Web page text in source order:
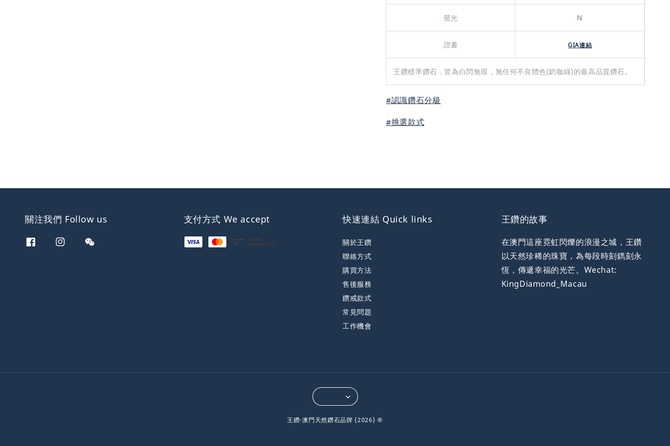
螢光 N
證書 GIA連結
王鑽標準鑽石，皆為白閃無瑕，無任何不良體色(奶咖綠)的最高品質鑽石。
#認識鑽石分級
#挑選款式
關注我們 Follow us 支付方式 We accept 快速連結 Quick links
關於王鑽
聯絡方式
購買方法
售後服務
鑽戒款式
常見問題
工作機會
王鑽的故事
在澳門這座霓虹閃爍的浪漫之城，王鑽
以天然珍稀的珠寶，為每段時刻鐫刻永
恆，傳遞幸福的光芒。Wechat:
KingDiamond_Macau
王鑽-澳門天然鑽石品牌 {2026} ®